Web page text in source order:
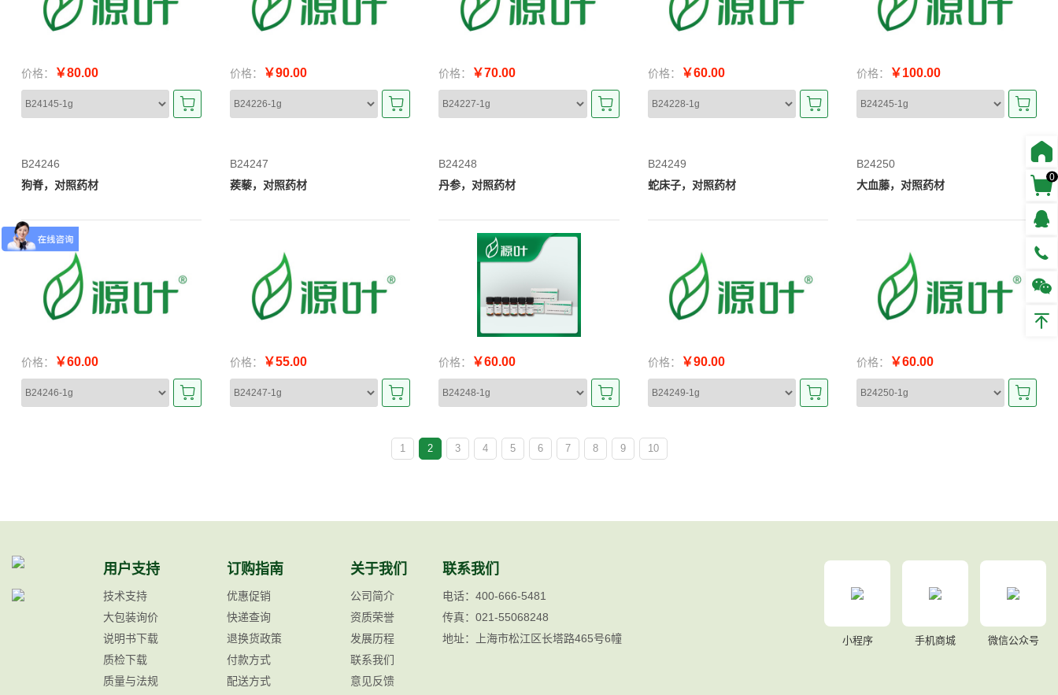
价格： ￥80.00 价格： ￥90.00 价格： ￥70.00 价格： ￥60.00 价格： ￥100.00
B24246
狗脊，对照药材
价格： ￥60.00
B24247
蒺藜，对照药材
价格： ￥55.00
B24248
丹参，对照药材
价格： ￥60.00
B24249
蛇床子，对照药材
价格： ￥90.00
B24250
大血藤，对照药材
价格： ￥60.00
1 2 3 4 5 6 7 8 9 10
用户支持
技术支持
大包装询价
说明书下载
质检下载
质量与法规
订购指南
优惠促销
快递查询
退换货政策
付款方式
配送方式
关于我们
公司简介
资质荣誉
发展历程
联系我们
意见反馈
联系我们
电话：400-666-5481
传真：021-55068248
地址：上海市松江区长塔路465号6幢
小程序 手机商城 微信公众号
0